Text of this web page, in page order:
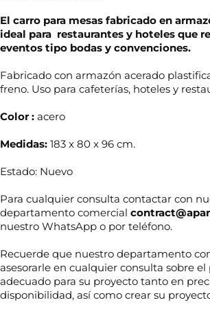
El carro para mesas fabricado en
ideal para restaurantes y hoteles que
eventos tipo bodas y convenciones.
Fabricado con armazón acerado
freno. Uso para cafeterías, hoteles y
Color : acero
Medidas: 183 x 80 x 96 cm.
Estado: Nuevo
Para cualquier consulta contactar con
departamento comercial
nuestro WhatsApp o por teléfono.
Recuerde que nuestro departamento
asesorarle en cualquier consulta sobre
adecuado para su proyecto tanto en
disponibilidad, así como crear su